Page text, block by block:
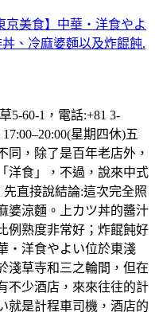
京美食】中華・洋食やよ
、冷麻婆麵以及炸餛飩.
5-60-1，電話:+81 3-
星期四休)五
同，除了是百年老店外，
洋食」，不過，說來中式
直接說結論:這次完全照
婆涼麵。上カツ丼的醬汁
例熟度非常好；炸餛飩好
・洋食やよい位於東淺
淺草寺和三之輪間，但在
不少酒店，來來往往的計
就是計程車司機，酒店的